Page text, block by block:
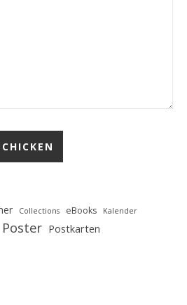
Collections eBooks Kalender
Poster Postkarten